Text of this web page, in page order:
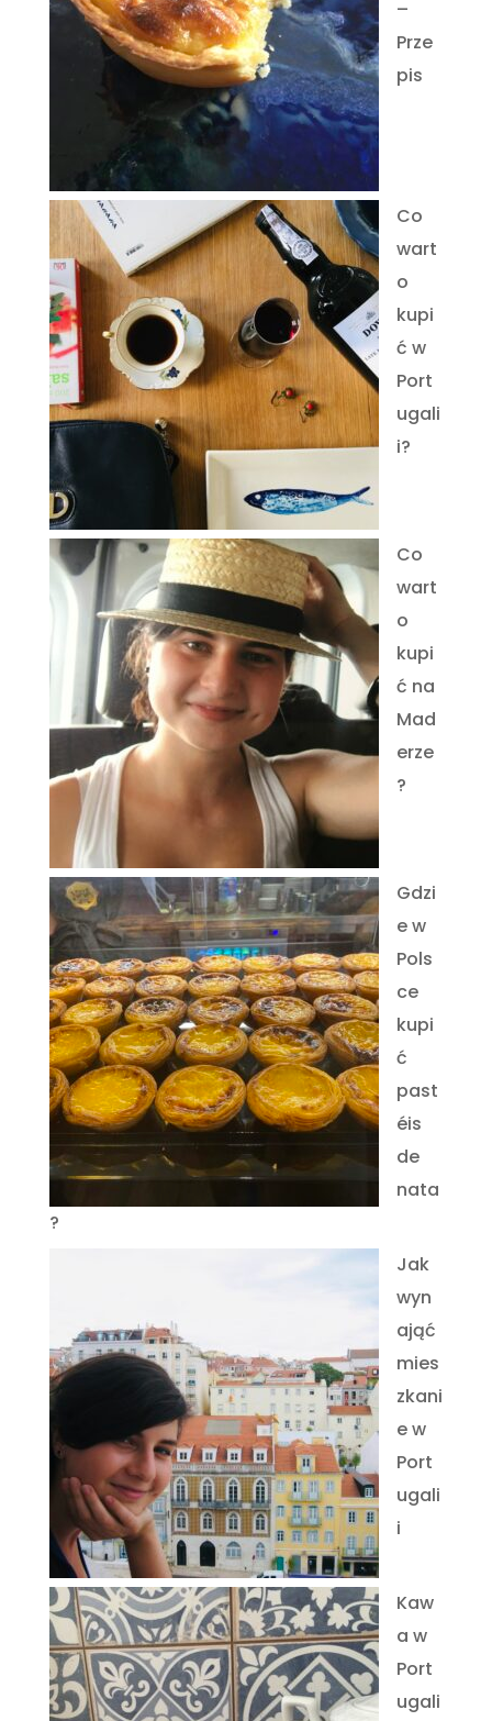
–
Prze
pis
Co
wart
o
kupi
ć w
Port
ugali
i?
Co
wart
o
kupi
ć na
Mad
erze
?
Gdzi
e w
Pols
ce
kupi
ć
past
éis
de
nata
?
Jak
wyn
ająć
mies
zkani
e w
Port
ugali
i
Kaw
a w
Port
ugali